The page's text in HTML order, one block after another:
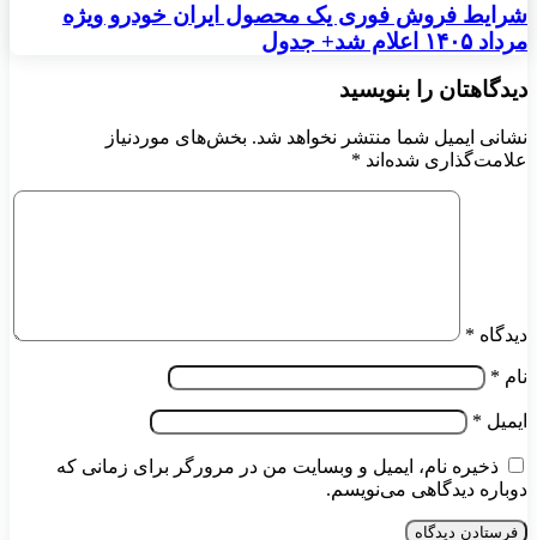
شرایط فروش فوری یک محصول ایران خودرو ویژه
مرداد ۱۴۰۵ اعلام شد+ جدول
دیدگاهتان را بنویسید
نشانی ایمیل شما منتشر نخواهد شد. بخش‌های موردنیاز
علامت‌گذاری شده‌اند *
دیدگاه *
نام *
ایمیل *
ذخیره نام، ایمیل و وبسایت من در مرورگر برای زمانی که
دوباره دیدگاهی می‌نویسم.